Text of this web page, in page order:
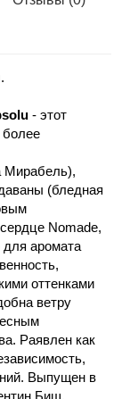
- этот
более
Мирабель),
(бледная
Nomade,
для аромата
оттенками
ветру
Pаявлен как
Выпущен в
Биш.